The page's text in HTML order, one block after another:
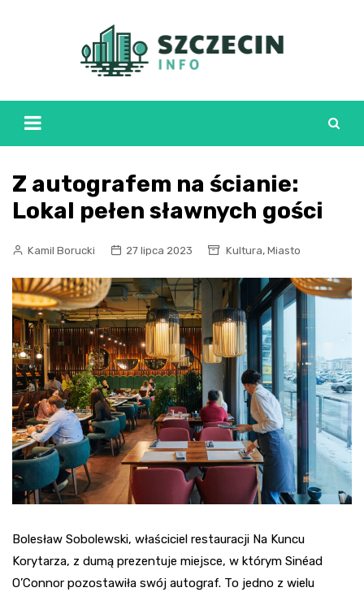
Z autografem na ścianie:
Lokal pełen sławnych gości
Kamil Borucki 27 lipca 2023 Kultura, Miasto
Bolesław Sobolewski, właściciel restauracji Na Kuncu
Korytarza, z dumą prezentuje miejsce, w którym Sinéad
O’Connor pozostawiła swój autograf. To jedno z wielu